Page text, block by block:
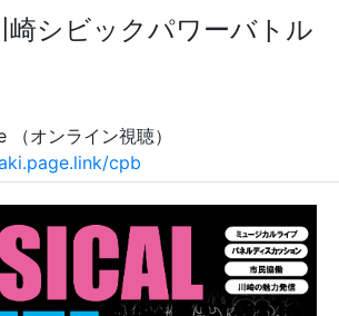
崎シビックパワーバトル
オンライン視聴）
cpb